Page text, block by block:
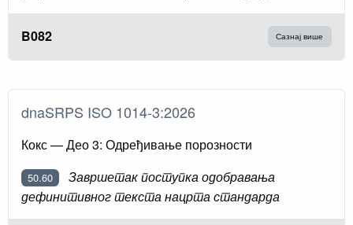
B082 Сазнај више
dnaSRPS ISO 1014-3:2026
Кокс — Део 3: Одређивање порозности
50.60
Завршетак поступка одобравања
дефинитивног текста нацрта стандарда